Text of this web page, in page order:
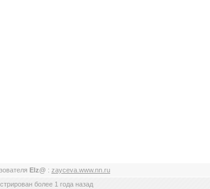
Elz@ : zayceva.www.nn.ru
более 1 года назад